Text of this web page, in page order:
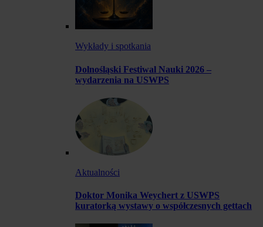
Wykłady i spotkania
Dolnośląski Festiwal Nauki 2026 –
wydarzenia na USWPS
Aktualności
Doktor Monika Weychert z USWPS
kuratorką wystawy o współczesnych gettach